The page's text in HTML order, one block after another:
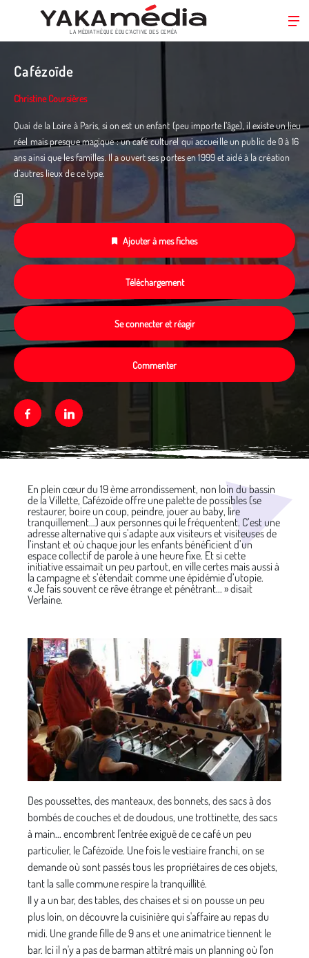
principal
LA MÉDIATHÈQUE ÉDUC’ACTIVE DES CEMÉA
Cafézoïde
Christine Coursières
Quai de la Loire à Paris, si on est un enfant (peu importe l’âge), il existe un lieu
réel mais presque magique : un café culturel qui accueille un public de 0 à 16
ans ainsi que les familles. Il a ouvert ses portes en 1999 et aidé à la création
d’autres lieux de ce type.
Ajouter à mes fiches
Téléchargement
Se connecter et réagir
Commenter
FacebookLinkedin
En plein cœur du 19 ème arrondissement, non loin du bassin
de la Villette, Cafézoïde offre une palette de possibles (se
restaurer, boire un coup, peindre, jouer au baby, lire
tranquillement…) aux personnes qui le fréquentent. C’est une
adresse alternative qui s’adapte aux visiteurs et visiteuses de
l’instant et où chaque jour les enfants bénéficient d’un
espace collectif de parole à une heure fixe. Et si cette
initiative essaimait un peu partout, en ville certes mais aussi à
la campagne et s’étendait comme une épidémie d’utopie.
« Je fais souvent ce rêve étrange et pénétrant... » disait
Verlaine.
Des poussettes, des manteaux, des bonnets, des sacs à dos
bombés de couches et de doudous, une trottinette, des sacs
à main... encombrent l'entrée exiguë de ce café un peu
particulier, le Cafézoïde. Une fois le vestiaire franchi, on se
demande où sont passés tous les propriétaires de ces objets,
tant la salle commune respire la tranquillité.
Il y a un bar, des tables, des chaises et si on pousse un peu
plus loin, on découvre la cuisinière qui s'affaire au repas du
midi. Une grande fille de 9 ans et une animatrice tiennent le
bar. Ici il n'y a pas de barman attitré mais un planning où l'on